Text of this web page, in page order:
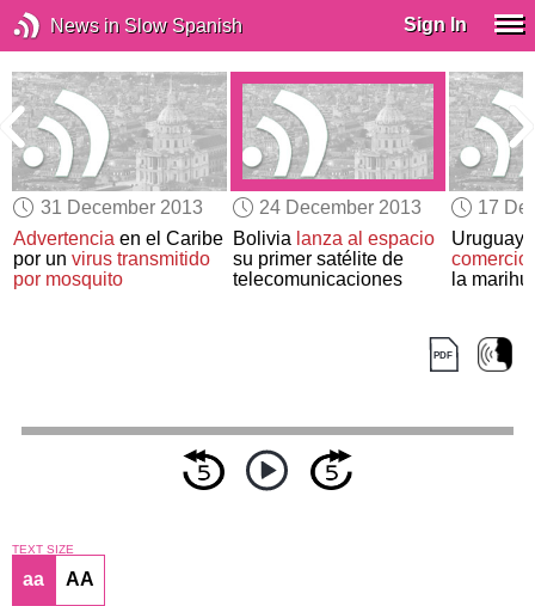
News in Slow Spanish Sign In
31 December 2013
Advertencia en el Caribe
por unvirus transmitido
por mosquito
24 December 2013
Bolivia lanza al espacio
su primer satélite de
telecomunicaciones
17
Uruguay
comercio
la
TEXT SIZE
aa AA